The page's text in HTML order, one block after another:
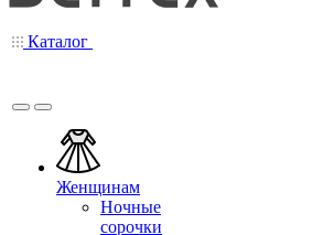
Каталог
Женщинам
Ночные
сорочки